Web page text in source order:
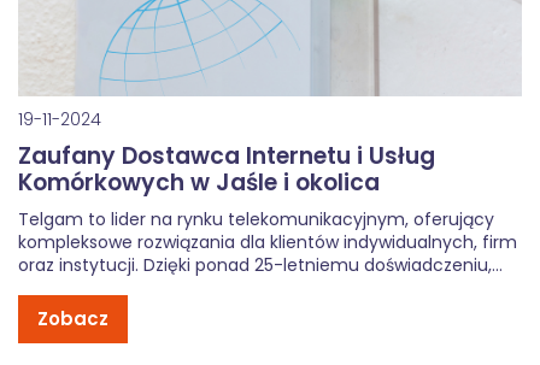
19-11-2024
Zaufany Dostawca Internetu i Usług
Komórkowych w Jaśle i okolica
Telgam to lider na rynku telekomunikacyjnym, oferujący
kompleksowe rozwiązania dla klientów indywidualnych, firm
oraz instytucji. Dzięki ponad 25-letniemu doświadczeniu,
zapewniamy najszybszy, bezpieczny i najtańszy internet
Zobacz